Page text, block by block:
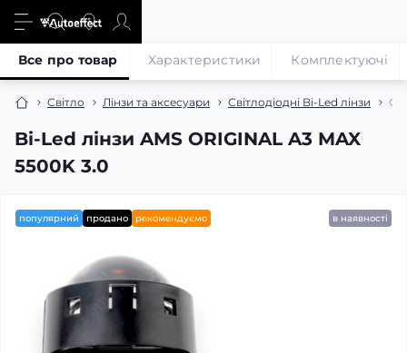
Світло Лінзи та аксесуари Світлодіодні Bi-Led лінзи
Bi-Led лінзи AMS ORIGINAL A3 MAX
5500K 3.0
Все про товар Характеристики Комплектуючі
популярний продано рекомендуємо в наявності